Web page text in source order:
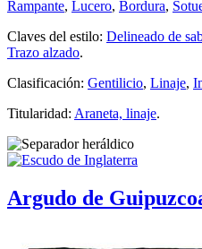
Rampante, Lucero, Bordura,
Claves del estilo: Delineado de
Trazo alzado.
Clasificación: Gentilicio, Linaje,
Titularidad: Araneta, linaje.
Argudo de